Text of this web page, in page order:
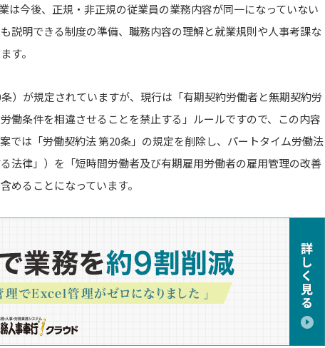
は今後、正規・非正規の従業員の業務内容が同一になっていない
説明できる制度の準備、職務内容の理解と就業規則や人事考課な
す。
条）が規定されていますが、現行は「有期契約労働者と無期契約労
働条件を相違させることを禁止する」ルールですので、この内容
では「労働契約法 第20条」の規定を削除し、パートタイム労働法
法律」）を「短時間労働者及び有期雇用労働者の雇用管理の改善
めることになっています。